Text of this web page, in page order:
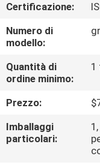
VISITA
ALLA
FABBRICA
CONTROLLO
DELLA
QUALITÀ
Certificazione:
Numero di
modello:
Quantità di
ordine minimo:
1
Prezzo:
Imballaggi
particolari: